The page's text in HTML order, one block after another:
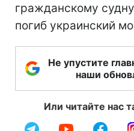
гражданскому
погиб украинский
Не упустите
наши
Или читайте нас